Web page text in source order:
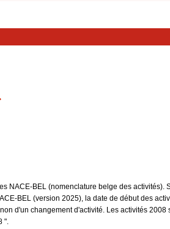
NACE-BEL (nomenclature belge des activités).
BEL (version 2025), la date de début des
d'un changement d'activité. Les activités
".